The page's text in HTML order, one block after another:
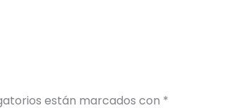
están marcados con *